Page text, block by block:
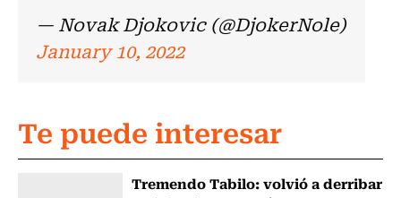
— Novak Djokovic (@DjokerNole)
January 10, 2022
Te puede interesar
Tremendo Tabilo: volvió a derribar